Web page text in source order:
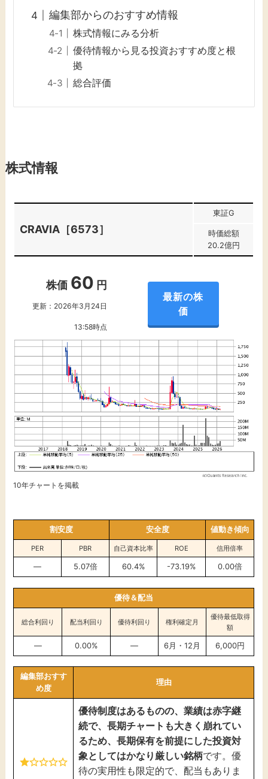
編集部からのおすすめ情報
株式情報にみる分析
優待情報から見る投資おすすめ度と根
拠
総合評価
株式情報
CRAVIA［6573］
東証G
時価総額
20.2億円
株価 60 円
更新：2026年3月24日
13:58時点
最新の株
価
10年チャートを掲載
割安度 安全度 値動き傾向
PER PBR 自己資本比率 ROE 信用倍率
— 5.07倍 60.4% -73.19% 0.00倍
優待＆配当
総合利回り 配当利回り 優待利回り 権利確定月
優待最低取得
額
— 0.00% — 6月・12月 6,000円
編集部おすす
め度
理由
優待制度はあるものの、業績は赤字継
続で、長期チャートも大きく崩れてい
るため、長期保有を前提にした投資対
象としてはかなり厳しい銘柄です。優
待の実用性も限定的で、配当もありま